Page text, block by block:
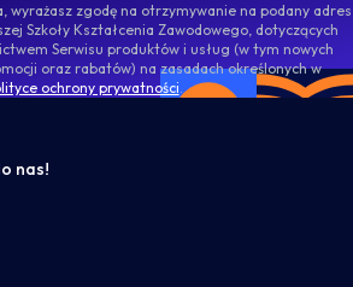
wyrażasz zgodę na otrzymywanie na podany adres
Szkoły Kształcenia Zawodowego, dotyczących
Serwisu produktów i usług (w tym nowych
oraz rabatów) na zasadach określonych w
ochrony prywatności.
nas!